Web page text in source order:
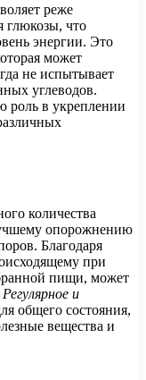
реже
глюкозы, что
энергии. Это
может
не испытывает
углеводов.
роль в укреплении
количества
опорожнению
Благодаря
при
пищи, может
Регулярное и
общего состояния,
вещества и